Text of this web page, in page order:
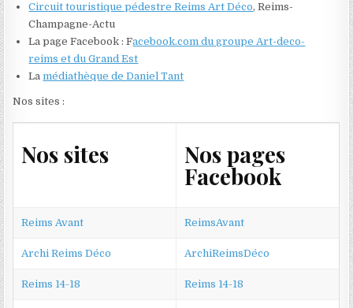
Circuit touristique pédestre Reims Art Déco, Reims-
Champagne-Actu
La page Facebook : Facebook.com du groupe Art-deco-
reims et du Grand Est
Lamédiathèque de Daniel Tant
Nos sites :
Nos sites Nos pages
Facebook
Reims Avant ReimsAvant
Archi Reims Déco ArchiReimsDéco
Reims 14-18 Reims 14-18